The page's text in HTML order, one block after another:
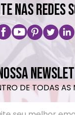
NAS REDES
DE TODAS AS